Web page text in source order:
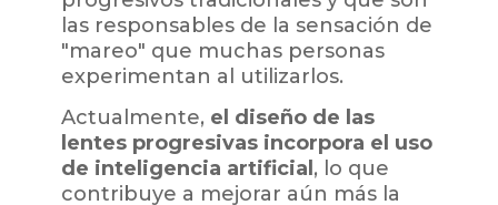
las responsables de la sensación de
"mareo" que muchas personas
experimentan al utilizarlos.
Actualmente, el diseño de las
lentes progresivas incorpora el uso
de inteligencia artificial, lo que
contribuye a mejorar aún más la